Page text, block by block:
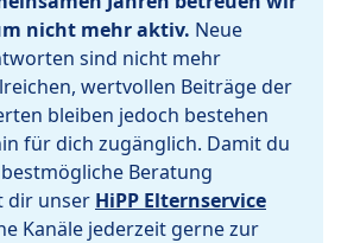
nicht mehr aktiv. Neue
sind nicht mehr
wertvollen Beiträge der
bleiben jedoch bestehen
für dich zugänglich. Damit du
Beratung
dir unser HiPP Elternservice
Kanäle jederzeit gerne zur